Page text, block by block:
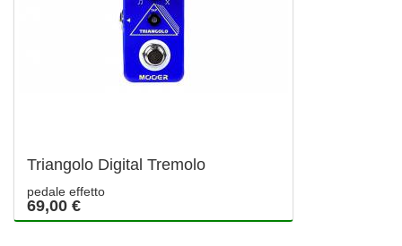
Triangolo Digital Tremolo
pedale effetto
69,00 €